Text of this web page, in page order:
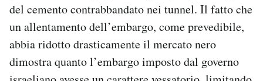
del cemento contrabbandato nei tunnel. Il fatto che
un allentamento dell’embargo, come prevedibile,
abbia ridotto drasticamente il mercato nero
dimostra quanto l’embargo imposto dal governo